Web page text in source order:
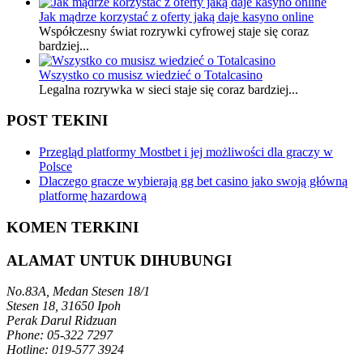
Jak mądrze korzystać z oferty jaką daje kasyno online
Współczesny świat rozrywki cyfrowej staje się coraz
bardziej...
Wszystko co musisz wiedzieć o Totalcasino
Legalna rozrywka w sieci staje się coraz bardziej...
POST TEKINI
Przegląd platformy Mostbet i jej możliwości dla graczy w
Polsce
Dlaczego gracze wybierają gg bet casino jako swoją główną
platformę hazardową
KOMEN TERKINI
ALAMAT UNTUK DIHUBUNGI
No.83A, Medan Stesen 18/1
Stesen 18, 31650 Ipoh
Perak Darul Ridzuan
Phone: 05-322 7297
Hotline: 019-577 3924